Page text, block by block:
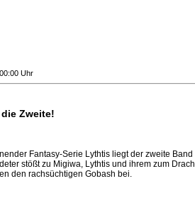
Uhr
Zweite!
Fantasy-Serie Lythtis liegt der zweite
stößt zu Migiwa, Lythtis und ihrem zum
den rachsüchtigen Gobash bei.